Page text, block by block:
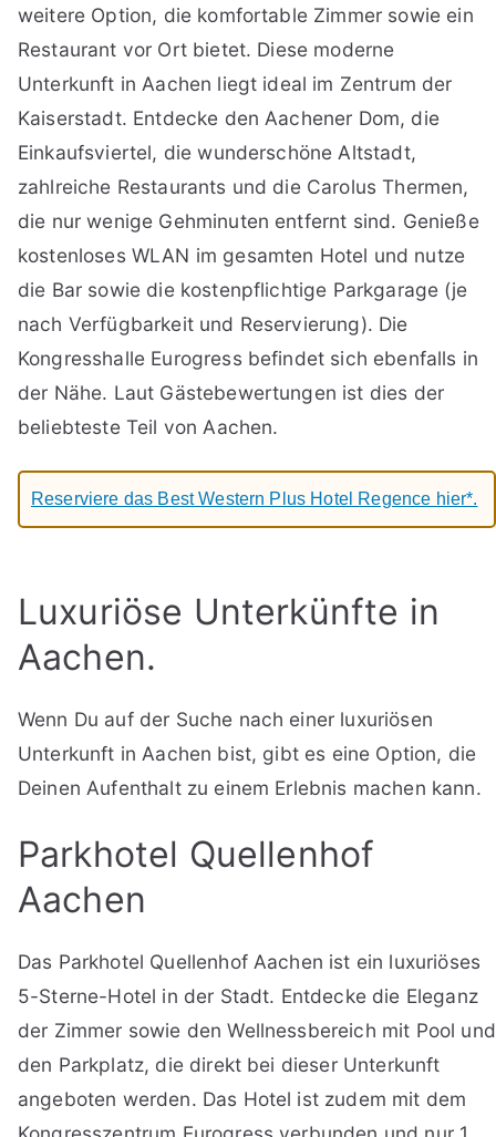
weitere Option, die komfortable Zimmer sowie ein
Restaurant vor Ort bietet. Diese moderne
Unterkunft in Aachen liegt ideal im Zentrum der
Kaiserstadt. Entdecke den Aachener Dom, die
Einkaufsviertel, die wunderschöne Altstadt,
zahlreiche Restaurants und die Carolus Thermen,
die nur wenige Gehminuten entfernt sind. Genieße
kostenloses WLAN im gesamten Hotel und nutze
die Bar sowie die kostenpflichtige Parkgarage (je
nach Verfügbarkeit und Reservierung). Die
Kongresshalle Eurogress befindet sich ebenfalls in
der Nähe. Laut Gästebewertungen ist dies der
beliebteste Teil von Aachen.
Reserviere das Best Western Plus Hotel Regence hier*.
Luxuriöse Unterkünfte in
Aachen.
Wenn Du auf der Suche nach einer luxuriösen
Unterkunft in Aachen bist, gibt es eine Option, die
Deinen Aufenthalt zu einem Erlebnis machen kann.
Parkhotel Quellenhof
Aachen
Das Parkhotel Quellenhof Aachen ist ein luxuriöses
5-Sterne-Hotel in der Stadt. Entdecke die Eleganz
der Zimmer sowie den Wellnessbereich mit Pool und
den Parkplatz, die direkt bei dieser Unterkunft
angeboten werden. Das Hotel ist zudem mit dem